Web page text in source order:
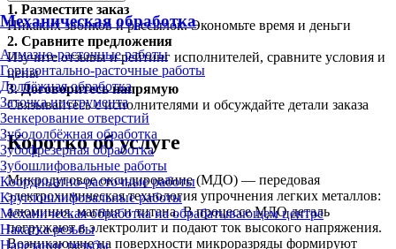
Механическая обработка
Алмазно-расточные работы
Горизонтально-расточные работы
Долбёжная обработка
Заточка инструмента
Зенкерование отверстий
Зубодолбёжная обработка
Зубофрезерная обработка
Зубошлифовальные работы
Координатно-расточные работы
Круглошлифовальные работы
Механическая обработка на обрабатывающем центре
Накатка резьбы
Нарезание резьбы
1. Разместите заказ
Никаких звонков и рассылок. Экономьте время и деньги
2. Сравните предложения
Изучите отзывы и рейтинг исполнителей, сравните условия и
цены
3.Договоритесь напрямую
Связывайтесь с исполнителями и обсуждайте детали заказа
Коротко об услуге
Микродуговое оксидирование (МДО) — передовая
электрохимическая технология упрочнения легких металлов:
алюминия, магния и титана. В процессе МДО деталь
погружают в электролит и подают ток высокого напряжения.
Возникающие на поверхности микроразряды формируют